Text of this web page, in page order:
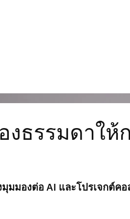
งธรรมดาให้
มุมมองต่อ AI และโปรเจกต์ค